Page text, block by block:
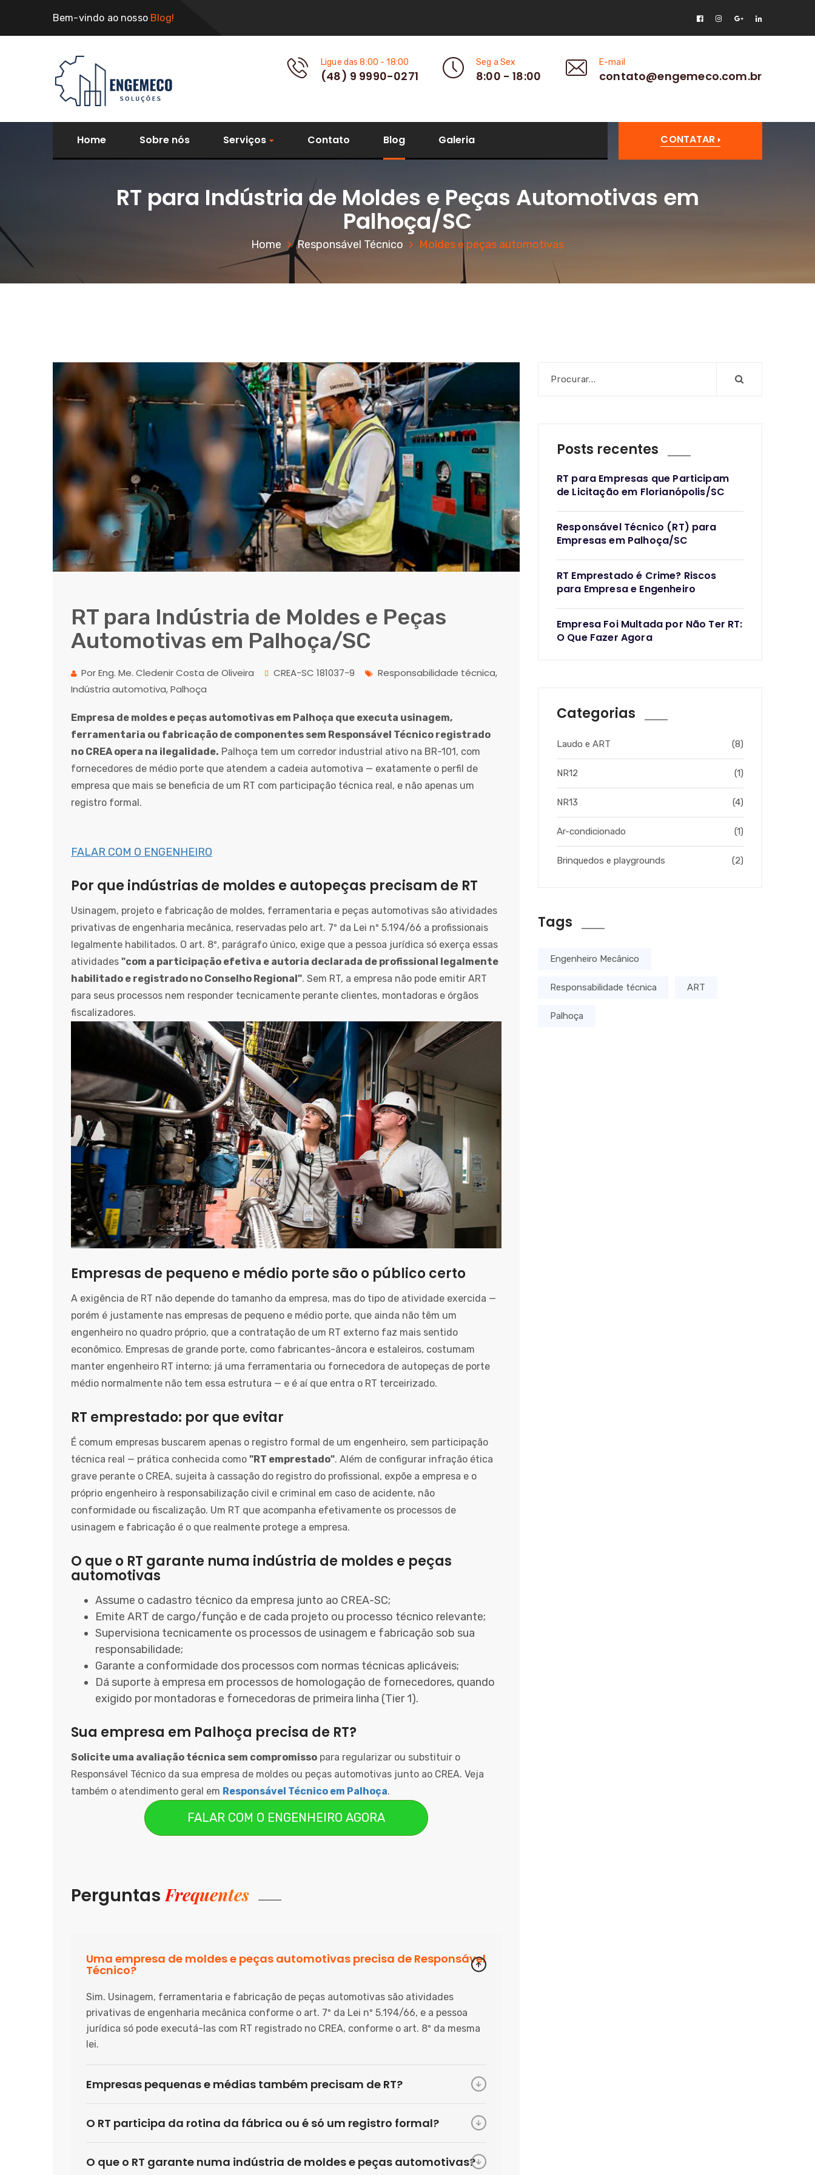
Bem-vindo ao nosso Blog!
Ligue das 8:00 - 18:00
(48) 9 9990-0271
Seg a Sex
8:00 - 18:00
E-mail
contato@engemeco.com.br
Home Sobre nós Serviços Contato Blog Galeria CONTATAR
RT para Indústria de Moldes e Peças Automotivas em
Palhoça/SC
Home Responsável Técnico Moldes e peças automotivas
RT para Indústria de Moldes e Peças
Automotivas em Palhoça/SC
Por Eng. Me. Cledenir Costa de Oliveira CREA-SC 181037-9
Responsabilidade técnica,
Indústria automotiva, Palhoça
Empresa de moldes e peças automotivas em Palhoça que executa usinagem,
ferramentaria ou fabricação de componentes sem Responsável Técnico registrado
no CREA opera na ilegalidade. Palhoça tem um corredor industrial ativo na BR-101, com
fornecedores de médio porte que atendem a cadeia automotiva — exatamente o perfil de
empresa que mais se beneficia de um RT com participação técnica real, e não apenas um
registro formal.
FALAR COM O ENGENHEIRO
Por que indústrias de moldes e autopeças precisam de RT
Usinagem, projeto e fabricação de moldes, ferramentaria e peças automotivas são atividades
privativas de engenharia mecânica, reservadas pelo art. 7º da Lei nº 5.194/66 a profissionais
legalmente habilitados. O art. 8º, parágrafo único, exige que a pessoa jurídica só exerça essas
atividades "com a participação efetiva e autoria declarada de profissional legalmente
habilitado e registrado no Conselho Regional". Sem RT, a empresa não pode emitir ART
para seus processos nem responder tecnicamente perante clientes, montadoras e órgãos
fiscalizadores.
Empresas de pequeno e médio porte são o público certo
A exigência de RT não depende do tamanho da empresa, mas do tipo de atividade exercida —
porém é justamente nas empresas de pequeno e médio porte, que ainda não têm um
engenheiro no quadro próprio, que a contratação de um RT externo faz mais sentido
econômico. Empresas de grande porte, como fabricantes-âncora e estaleiros, costumam
manter engenheiro RT interno; já uma ferramentaria ou fornecedora de autopeças de porte
médio normalmente não tem essa estrutura — e é aí que entra o RT terceirizado.
RT emprestado: por que evitar
É comum empresas buscarem apenas o registro formal de um engenheiro, sem participação
técnica real — prática conhecida como "RT emprestado". Além de configurar infração ética
grave perante o CREA, sujeita à cassação do registro do profissional, expõe a empresa e o
próprio engenheiro à responsabilização civil e criminal em caso de acidente, não
conformidade ou fiscalização. Um RT que acompanha efetivamente os processos de
usinagem e fabricação é o que realmente protege a empresa.
O que o RT garante numa indústria de moldes e peças
automotivas
Assume o cadastro técnico da empresa junto ao CREA-SC;
Emite ART de cargo/função e de cada projeto ou processo técnico relevante;
Supervisiona tecnicamente os processos de usinagem e fabricação sob sua
responsabilidade;
Garante a conformidade dos processos com normas técnicas aplicáveis;
Dá suporte à empresa em processos de homologação de fornecedores, quando
exigido por montadoras e fornecedoras de primeira linha (Tier 1).
Sua empresa em Palhoça precisa de RT?
Solicite uma avaliação técnica sem compromisso para regularizar ou substituir o
Responsável Técnico da sua empresa de moldes ou peças automotivas junto ao CREA. Veja
também o atendimento geral em Responsável Técnico em Palhoça.
FALAR COM O ENGENHEIRO AGORA
Perguntas Frequentes
Uma empresa de moldes e peças automotivas precisa de Responsável
Técnico?
Sim. Usinagem, ferramentaria e fabricação de peças automotivas são atividades
privativas de engenharia mecânica conforme o art. 7º da Lei nº 5.194/66, e a pessoa
jurídica só pode executá-las com RT registrado no CREA, conforme o art. 8º da mesma
lei.
Empresas pequenas e médias também precisam de RT?
O RT participa da rotina da fábrica ou é só um registro formal?
O que o RT garante numa indústria de moldes e peças automotivas?
Posts recentes
RT para Empresas que Participam
de Licitação em Florianópolis/SC
Responsável Técnico (RT) para
Empresas em Palhoça/SC
RT Emprestado é Crime? Riscos
para Empresa e Engenheiro
Empresa Foi Multada por Não Ter RT:
O Que Fazer Agora
Categorias
Laudo e ART (8)
NR12 (1)
NR13 (4)
Ar-condicionado (1)
Brinquedos e playgrounds (2)
Tags
Engenheiro Mecânico
Responsabilidade técnica ART
Palhoça